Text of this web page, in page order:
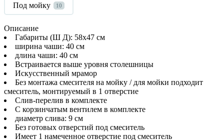
Под мойку 10
Описание
Габариты (Ш Д): 58x47 см
ширина чаши: 40 см
длина чаши: 40 см
Встраивается выше уровня столешницы
Искусственный мрамор
Без монтажа смесителя на мойку / для мойки подходит
смеситель, монтируемый в 1 отверстие
Слив-перелив в комплекте
С корзинчатым вентилем в комплекте
диаметр слива: 9 см
Без готовых отверстий под смеситель
Имеет 1 намеченное отверстие под смеситель